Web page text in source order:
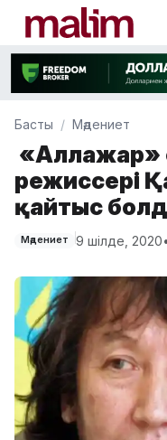
Басты Мәдениет
«Аллажар»
режиссері
қайтыс
Мәдениет 9 шілде, 2020•